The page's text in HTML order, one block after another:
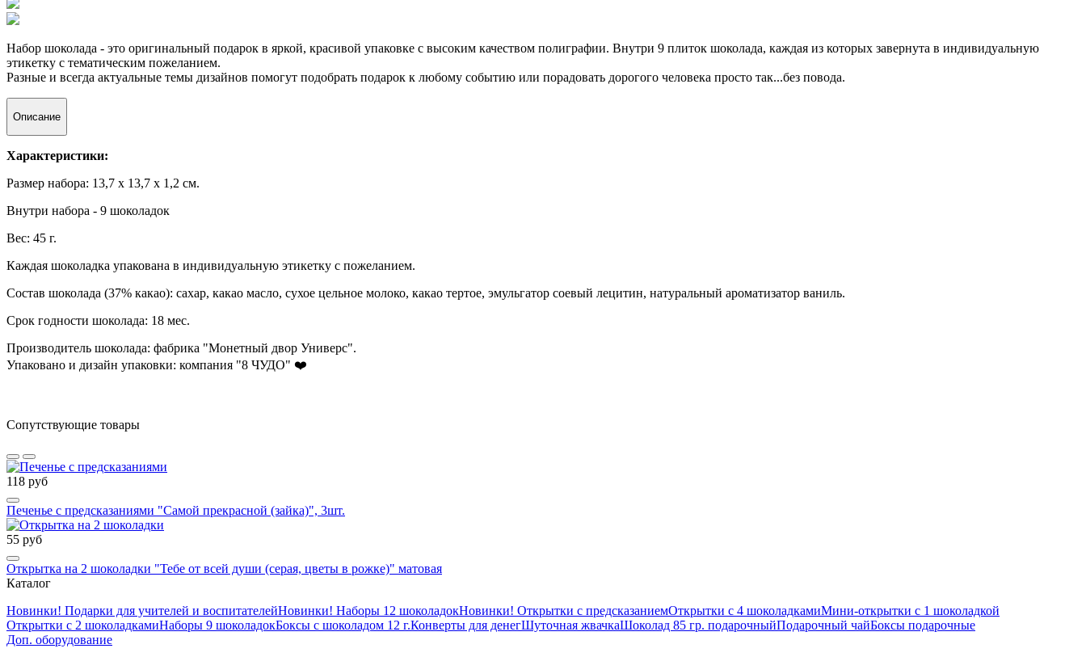
Набор шоколада - это оригинальный подарок в яркой, красивой упаковке с высоким качеством полиграфии. Внутри 9 плиток шоколада, каждая из которых завернута в индивидуальную
этикетку с тематическим пожеланием.
Разные и всегда актуальные темы дизайнов помогут подобрать подарок к любому событию или порадовать дорогого человека просто так...без повода.
Описание
Характеристики:
Размер набора: 13,7 х 13,7 х 1,2 см.
Внутри набора - 9 шоколадок
Вес: 45 г.
Каждая шоколадка упакована в индивидуальную этикетку с пожеланием.
Состав шоколада (37% какао): сахар, какао масло, сухое цельное молоко, какао тертое, эмульгатор соевый лецитин, натуральный ароматизатор ваниль.
Срок годности шоколада: 18 мес.
Производитель шоколада: фабрика "Монетный двор Универс".
Упаковано и дизайн упаковки: компания "8 ЧУДО" ❤️
Сопутствующие товары
118 руб
Печенье с предсказаниями "Самой прекрасной (зайка)", 3шт.
55 руб
Открытка на 2 шоколадки "Тебе от всей души (серая, цветы в рожке)" матовая
Каталог
Новинки! Подарки для учителей и воспитателейНовинки! Наборы 12 шоколадокНовинки! Открытки с предсказаниемОткрытки с 4 шоколадкамиМини-открытки с 1 шоколадкой
Открытки с 2 шоколадкамиНаборы 9 шоколадокБоксы с шоколадом 12 г.Конверты для денегШуточная жвачкаШоколад 85 гр. подарочныйПодарочный чайБоксы подарочные
Доп. оборудование